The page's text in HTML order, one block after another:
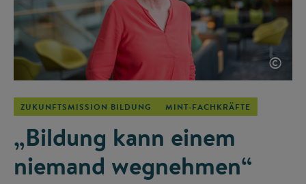
©
ZUKUNFTSMISSION BILDUNG MINT-FACHKRÄFTE
„Bildung kann einem
niemand wegnehmen“